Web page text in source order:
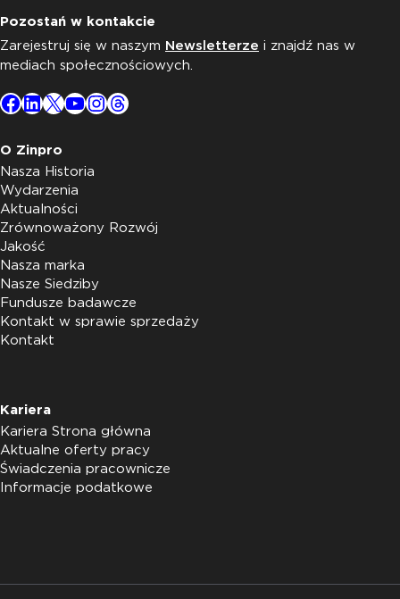
Pozostań w kontakcie
Zarejestruj się w naszym Newsletterze i znajdź nas w
mediach społecznościowych.
Facebook
LinkedIn
X YouTube
Instagram
Threads
O Zinpro
Nasza Historia
Wydarzenia
Aktualności
Zrównoważony Rozwój
Jakość
Nasza marka
Nasze Siedziby
Fundusze badawcze
Kontakt w sprawie sprzedaży
Kontakt
Kariera
Kariera Strona główna
Aktualne oferty pracy
Świadczenia pracownicze
Informacje podatkowe